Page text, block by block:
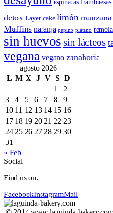
espinacas frambuesas
detox Layer cake limón manzana
Muffins naranja pepino plátano
sin huevos sin lácteos
vegana vegano zanahoria
agosto 2026
L M X J V S D
1
2
3
4 5 6 7 8
9
10 11 12 13 14 15 16
17 18 19 20 21 22 23
24 25 26 27 28 29 30
31
« Feb
Social
Find us on:
FacebookInstagramMail